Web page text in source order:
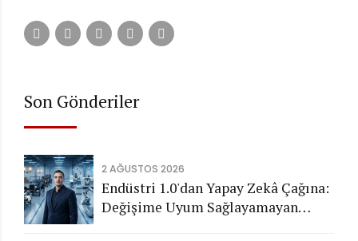
Son Gönderiler
2 AĞUSTOS 2026
Endüstri 1.0'dan Yapay Zekâ Çağına:
Değişime Uyum Sağlayamayan